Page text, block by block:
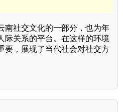
南社交文化的一部分，也为年
际关系的平台。在这样的环境
要，展现了当代社会对社交方